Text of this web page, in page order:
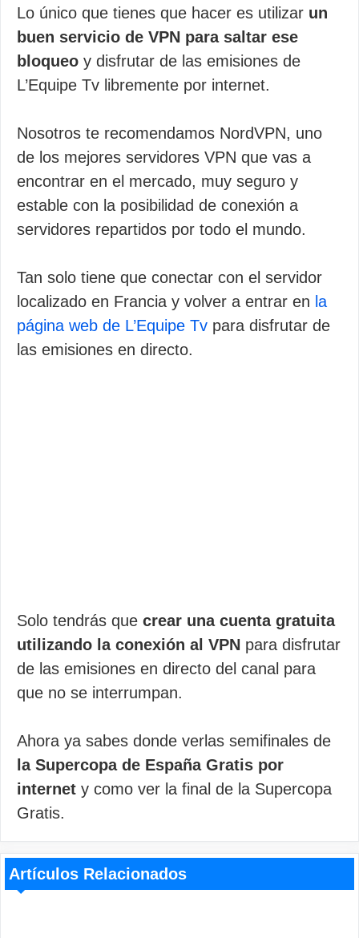
Lo único que tienes que hacer es utilizar un
buen servicio de VPN para saltar ese
bloqueo y disfrutar de las emisiones de
L’Equipe Tv libremente por internet.
Nosotros te recomendamos NordVPN, uno
de los mejores servidores VPN que vas a
encontrar en el mercado, muy seguro y
estable con la posibilidad de conexión a
servidores repartidos por todo el mundo.
Tan solo tiene que conectar con el servidor
localizado en Francia y volver a entrar en la
página web de L’Equipe Tv para disfrutar de
las emisiones en directo.
Solo tendrás que crear una cuenta gratuita
utilizando la conexión al VPN para disfrutar
de las emisiones en directo del canal para
que no se interrumpan.
Ahora ya sabes donde verlas semifinales de
la Supercopa de España Gratis por
internet y como ver la final de la Supercopa
Gratis.
Artículos Relacionados